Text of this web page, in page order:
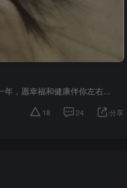
，愿幸福和健康伴你左右...
18 24 分享